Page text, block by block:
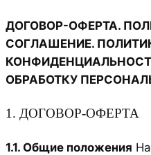
ДОГОВОР-ОФЕРТА.
СОГЛАШЕНИЕ.
ОБРАБОТКУ
1. ДОГОВОР-ОФЕРТА
1.1. Общие положения